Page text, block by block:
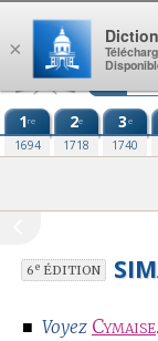
Aller au contenu
1re
1694
2e
1718
3e
1740
6eÉDITION
■ Voyez Cymaise.
×